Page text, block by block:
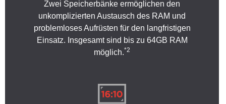
Zwei Speicherbänke ermöglichen den
unkomplizierten Austausch des RAM und
problemloses Aufrüsten für den langfristigen
Einsatz. Insgesamt sind bis zu 64GB RAM
möglich.*2